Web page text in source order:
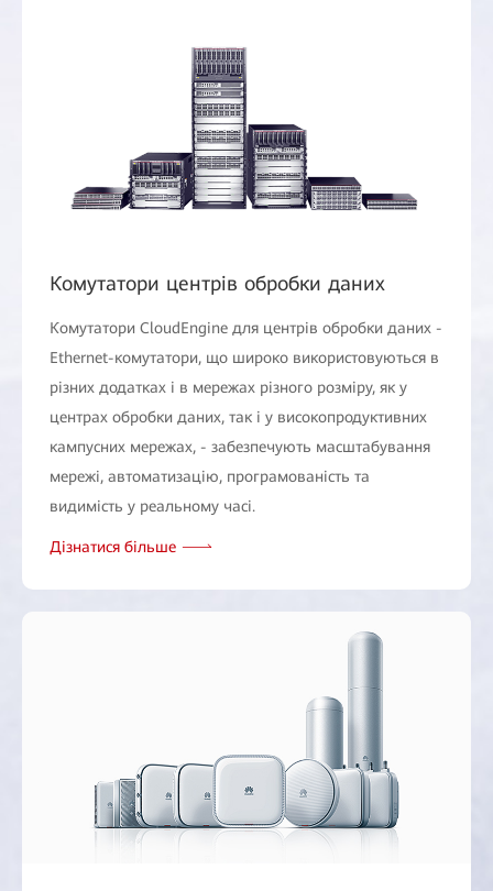
Комутатори центрів обробки даних
Комутатори CloudEngine для центрів обробки даних -
Ethernet-комутатори, що широко використовуються в
різних додатках і в мережах різного розміру, як у
центрах обробки даних, так і у високопродуктивних
кампусних мережах, - забезпечують масштабування
мережі, автоматизацію, програмованість та
видимість у реальному часі.
Дізнатися більше